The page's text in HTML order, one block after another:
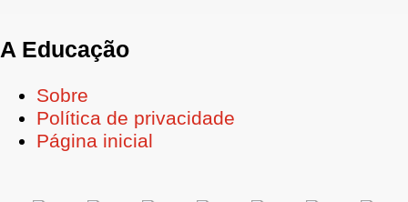
A Educação
Sobre
Política de privacidade
Página inicial